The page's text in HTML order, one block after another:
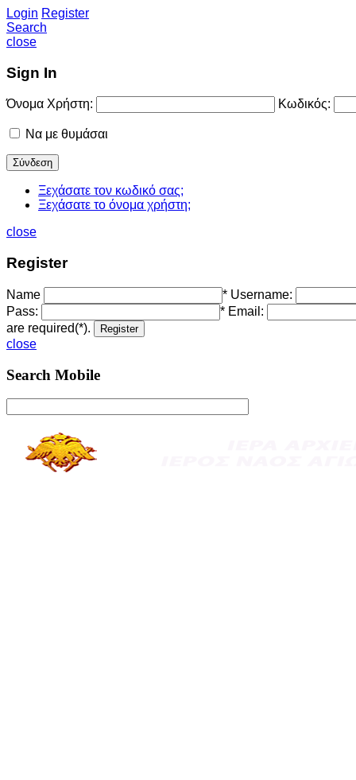
Login Register
Search
close
Sign In
Όνομα Χρήστη: Κωδικός:
Να με θυμάσαι
Ξεχάσατε τον κωδικό σας;
Ξεχάσατε το όνομα χρήστη;
close
Register
Name * Username:
Pass:
* Email:
are required(*).
close
Search Mobile